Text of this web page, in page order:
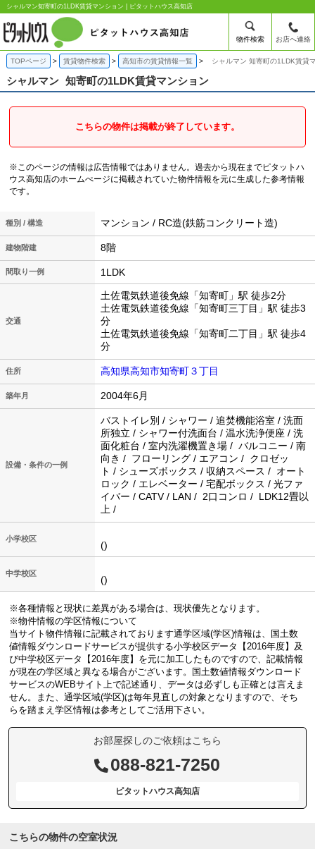
シャルマン知寄町の1LDK賃貸マンション | ピタットハウス高知店
物件検索 お店へ連絡
TOPページ 賃貸物件検索 高知市の賃貸情報一覧 シャルマン 知寄町の1LDK賃貸
シャルマン 知寄町の1LDK賃貸マンション
こちらの物件は掲載が終了しています。
※このページの情報は広告情報ではありません。過去から現在までピタットハ
ウス高知店のホームぺージに掲載されていた物件情報を元に生成した参考情報
です。
種別 / 構造 マンション / RC造(鉄筋コンクリート造)
建物階建 8階
間取り一例 1LDK
交通
土佐電気鉄道後免線「知寄町」駅 徒歩2分
土佐電気鉄道後免線「知寄町三丁目」駅 徒歩3
分
土佐電気鉄道後免線「知寄町二丁目」駅 徒歩4
分
住所 高知県高知市知寄町３丁目
築年月 2004年6月
設備・条件の一例
バストイレ別 / シャワー / 追焚機能浴室 / 洗面
所独立 / シャワー付洗面台 / 温水洗浄便座 / 洗
面化粧台 / 室内洗濯機置き場 / バルコニー / 南
向き / フローリング / エアコン / クロゼッ
ト / シューズボックス / 収納スペース / オート
ロック / エレベーター / 宅配ボックス / 光ファ
イバー / CATV / LAN / 2口コンロ / LDK12畳以
上 /
小学校区
()
中学校区
()
※各種情報と現状に差異がある場合は、現状優先となります。
※物件情報の学区情報について
当サイト物件情報に記載されております通学区域(学区)情報は、国土数
値情報ダウンロードサービスが提供する小学校区データ【2016年度】及
び中学校区データ【2016年度】を元に加工したものですので、記載情報
が現在の学区域と異なる場合がございます。国土数値情報ダウンロード
サービスのWEBサイト上で記述通り、データは必ずしも正確とは言えま
せん。また、通学区域(学区)は毎年見直しの対象となりますので、そち
らを踏まえ学区情報は参考としてご活用下さい。
お部屋探しのご依頼はこちら
088-821-7250
ピタットハウス高知店
こちらの物件の空室状況